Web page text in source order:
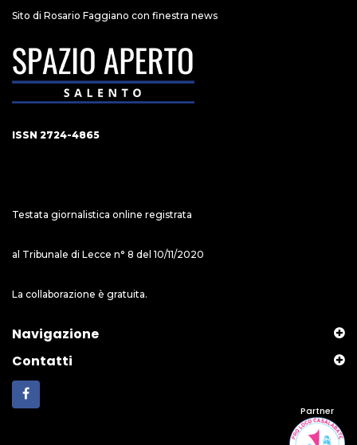
Sito di Rosario Faggiano con finestra news
ISSN 2724-4865
Testata giornalistica online registrata
al Tribunale di Lecce n° 8 del 10/11/2020
La collaborazione è gratuita.
Navigazione
Contatti
Partner